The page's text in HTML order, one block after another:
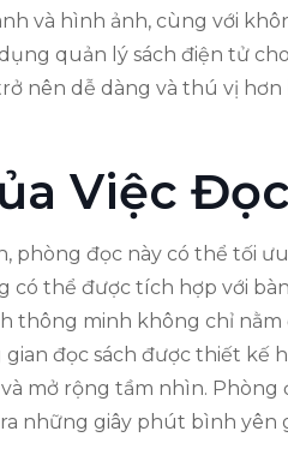
và hình ảnh, cùng với
quản lý sách điện tử
nên dễ dàng và thú vị hơn
Việc
phòng đọc này có thể tối
có thể được tích hợp với
thông minh không chỉ
gian đọc sách được thiết
mở rộng tầm nhìn.
những giây phút bình yên